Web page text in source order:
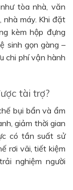
tòa nhà, văn
nhà máy. Khi đặt
kèm hộp đựng
sinh gọn gàng –
chi phí vận hành
tài trợ?
bụi bẩn và ẩm
giảm thời gian
có tần suất sử
rơi vãi, tiết kiệm
nghiệm người